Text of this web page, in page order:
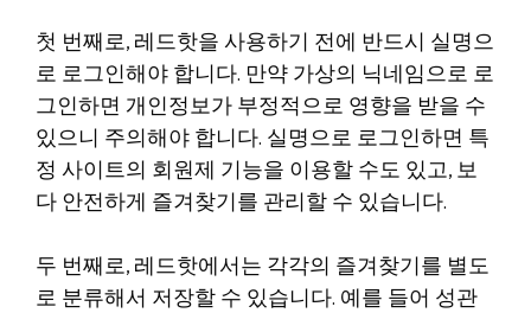
첫 번째로, 레드핫을 사용하기 전에 반드시 실명으
로 로그인해야 합니다. 만약 가상의 닉네임으로 로
그인하면 개인정보가 부정적으로 영향을 받을 수
있으니 주의해야 합니다. 실명으로 로그인하면 특
정 사이트의 회원제 기능을 이용할 수도 있고, 보
다 안전하게 즐겨찾기를 관리할 수 있습니다.
두 번째로, 레드핫에서는 각각의 즐겨찾기를 별도
로 분류해서 저장할 수 있습니다. 예를 들어 성관